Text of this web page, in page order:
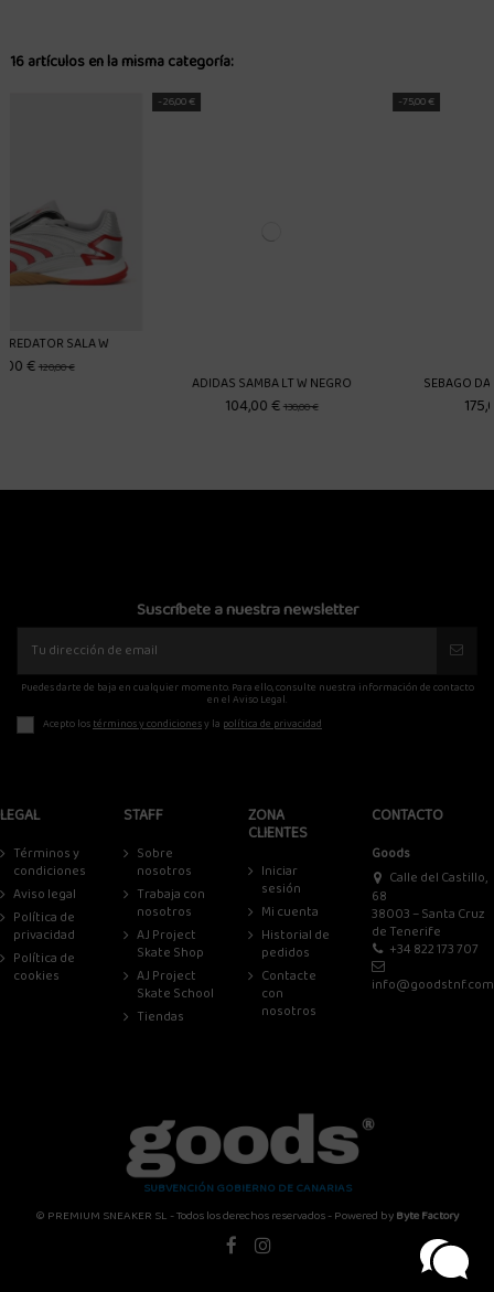
16 artículos en la misma categoría:
ADIDAS SAMBA LT W NEGRO SEBAGO DAN STUDS W NEGRO
Suscríbete a nuestra newsletter
Puedes darte de baja en cualquier momento. Para ello, consulte nuestra información de contacto
en el Aviso Legal.
Acepto lostérminos y condicionesy la política de privacidad
LEGAL
Términos y
condiciones
Aviso legal
Política de
privacidad
Política de
cookies
STAFF
Sobre
nosotros
Trabaja con
nosotros
AJ Project
Skate Shop
AJ Project
Skate School
Tiendas
ZONA
CLIENTES
Iniciar
sesión
Mi cuenta
Historial de
pedidos
Contacte
con
nosotros
CONTACTO
Goods
Calle del Castillo,
68
38003 – Santa Cruz
de Tenerife
+34 822 173 707
info@goodstnf.com
SUBVENCIÓN GOBIERNO DE CANARIAS
© PREMIUM SNEAKER SL - Todos los derechos reservados - Powered byByte Factory